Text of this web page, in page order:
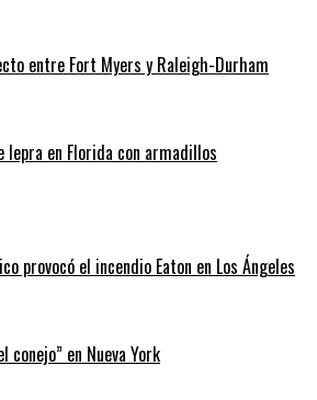
entre Fort Myers y Raleigh-Durham
lepra en Florida con armadillos
provocó el incendio Eaton en Los Ángeles
en Nueva York